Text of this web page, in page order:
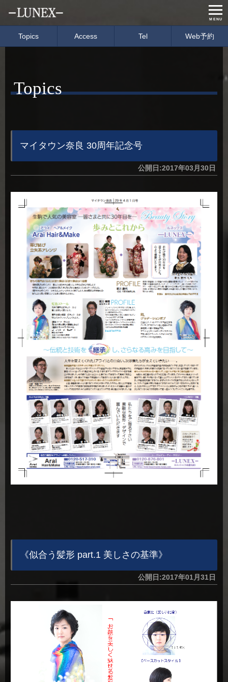
MENU
Concept
Staff blog
会社概要
募集要項 イベント情報
Topics Access Tel Web予約
Topics
マイタウン奈良 30周年記念号
公開日:2017年03月30日
《似合う髪形 part.1 美しさの基準》
公開日:2017年01月31日